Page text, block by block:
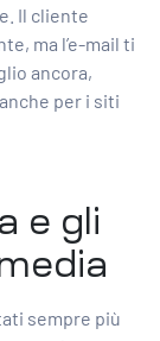
Il cliente
ma l’e-mail ti
ancora,
per i siti
e gli
sempre più